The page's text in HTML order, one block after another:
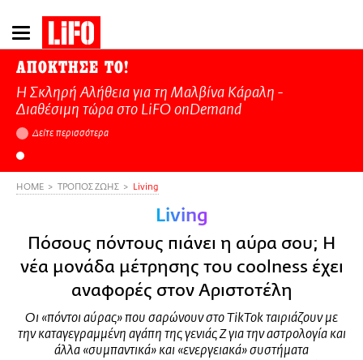
Παράκαμψη
προς
κυρίως
περιεχόμενο
ΑΠΟΚΤΗΣΕ ΤΟ!
Η Σκληρή Αλήθεια για τη Μαλβίνα Κάραλη -
Διαθέσιμη τώρα στo LiFO onDemand
Δείτε περισσότερα
HOME ΤΡΟΠΟΣ ΖΩΗΣ Living
Living
Πόσους πόντους πιάνει η αύρα σου; Η
νέα μονάδα μέτρησης του coolness έχει
αναφορές στον Αριστοτέλη
Οι «πόντοι αύρας» που σαρώνουν στο TikTok ταιριάζουν με
την καταγεγραμμένη αγάπη της γενιάς Z για την αστρολογία και
άλλα «συμπαντικά» και «ενεργειακά» συστήματα